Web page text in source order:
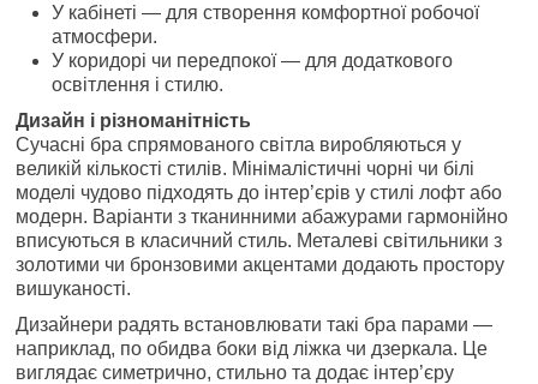
У кабінеті — для створення комфортної робочої
атмосфери.
У коридорі чи передпокої — для додаткового
освітлення і стилю.
Дизайн і різноманітність
Сучасні бра спрямованого світла виробляються у
великій кількості стилів. Мінімалістичні чорні чи білі
моделі чудово підходять до інтер’єрів у стилі лофт або
модерн. Варіанти з тканинними абажурами гармонійно
вписуються в класичний стиль. Металеві світильники з
золотими чи бронзовими акцентами додають простору
вишуканості.
Дизайнери радять встановлювати такі бра парами —
наприклад, по обидва боки від ліжка чи дзеркала. Це
виглядає симетрично, стильно та додає інтер’єру